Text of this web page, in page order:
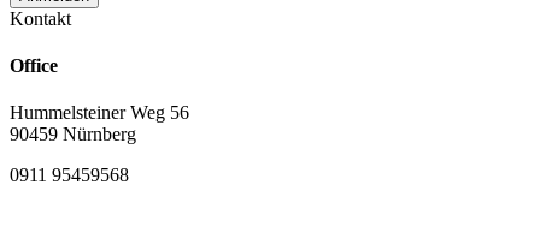
Kontakt
Office
Hummelsteiner Weg 56
90459 Nürnberg
0911 95459568